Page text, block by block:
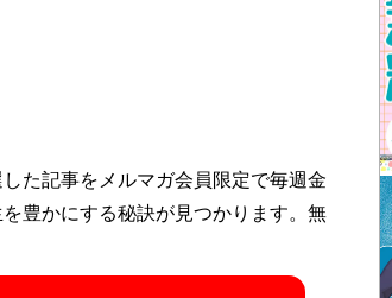
そのフェラーリください!!』をはじめと
謎』などの著作で道路交通ジャーナ
た記事をメルマガ会員限定で毎週金
豊かにする秘訣が見つかります。無